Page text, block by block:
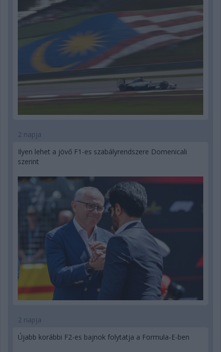
2 napja
Ilyen lehet a jövő F1-es szabályrendszere Domenicali
szerint
2 napja
Újabb korábbi F2-es bajnok folytatja a Formula-E-ben